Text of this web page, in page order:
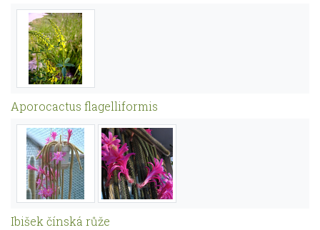
Aporocactus flagelliformis
Ibišek čínská růže